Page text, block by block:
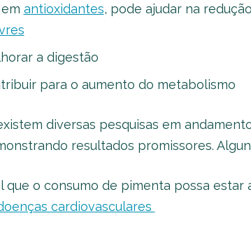
antioxidantes, pode ajudar na
a digestão
para o aumento do metabolismo
diversas pesquisas em
resultados promissores.
que o consumo de pimenta possa estar
cardiovasculares